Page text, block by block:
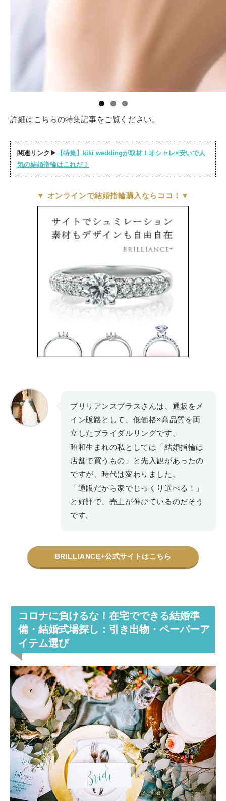
詳細はこちらの特集記事をご覧ください。
関連リンク▶
【特集】kiki weddingが取材！オシャレ×安いで人
気の結婚指輪はこれだ！
▼ オンラインで結婚指輪購入ならココ！ ▼
ブリリアンスプラスさんは、通販をメ
イン販路として、低価格×高品質を両
立したブライダルリングです。
昭和生まれの私としては「結婚指輪は
店舗で買うもの」と先入観があったの
ですが、時代は変わりました。
「通販だから家でじっくり選べる！」
と好評で、売上が伸びているのだそう
です。
BRILLIANCE+公式サイトはこちら
コロナに負けるな！在宅でできる結婚準
備・結婚式場探し ：引き出物・ペーパーア
イテム選び